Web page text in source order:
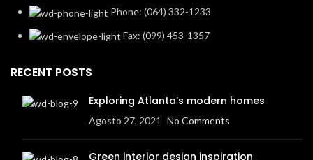
Phone: (064) 332-1233
Fax: (099) 453-1357
RECENT POSTS
Exploring Atlanta’s modern homes
Agosto 27, 2021 No Comments
Green interior design inspiration